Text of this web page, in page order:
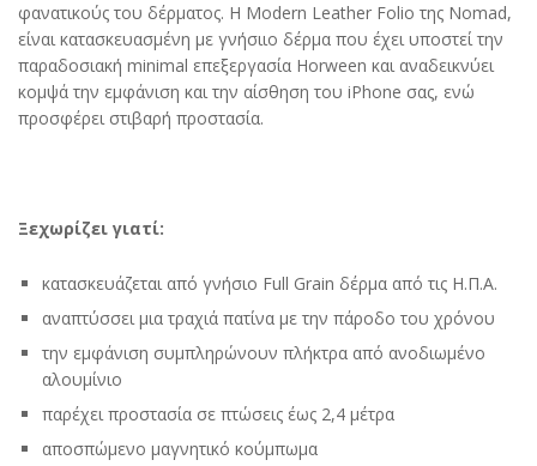
φανατικούς του δέρματος. Η Modern Leather Folio της Nomad,
είναι κατασκευασμένη με γνήσιιο δέρμα που έχει υποστεί την
παραδοσιακή minimal επεξεργασία Horween και αναδεικνύει
κομψά την εμφάνιση και την αίσθηση του iPhone σας, ενώ
προσφέρει στιβαρή προστασία.
Ξεχωρίζει γιατί:
κατασκευάζεται από γνήσιο Full Grain δέρμα από τις Η.Π.Α.
αναπτύσσει μια τραχιά πατίνα με την πάροδο του χρόνου
την εμφάνιση συμπληρώνουν πλήκτρα από ανοδιωμένο
αλουμίνιο
παρέχει προστασία σε πτώσεις έως 2,4 μέτρα
αποσπώμενο μαγνητικό κούμπωμα